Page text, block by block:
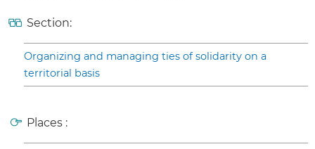
Section:
Organizing and managing ties of solidarity on a
territorial basis
Places :